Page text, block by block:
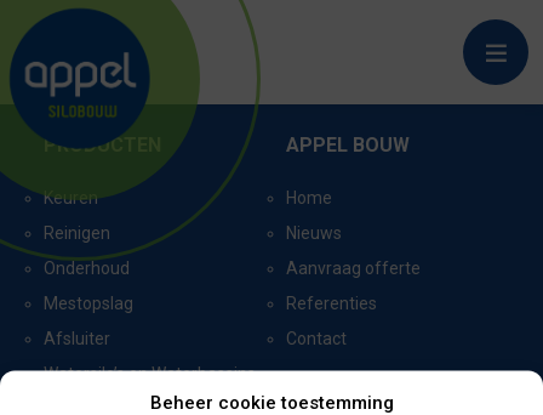
Beheer cookie toestemming
GENEMUIDEN_9914
PRODUCTEN
Keuren
Reinigen
Onderhoud
Mestopslag
Afsluiter
Watersilo’s en Waterbassins
APPEL BOUW
Home
Nieuws
Aanvraag offerte
Referenties
Contact